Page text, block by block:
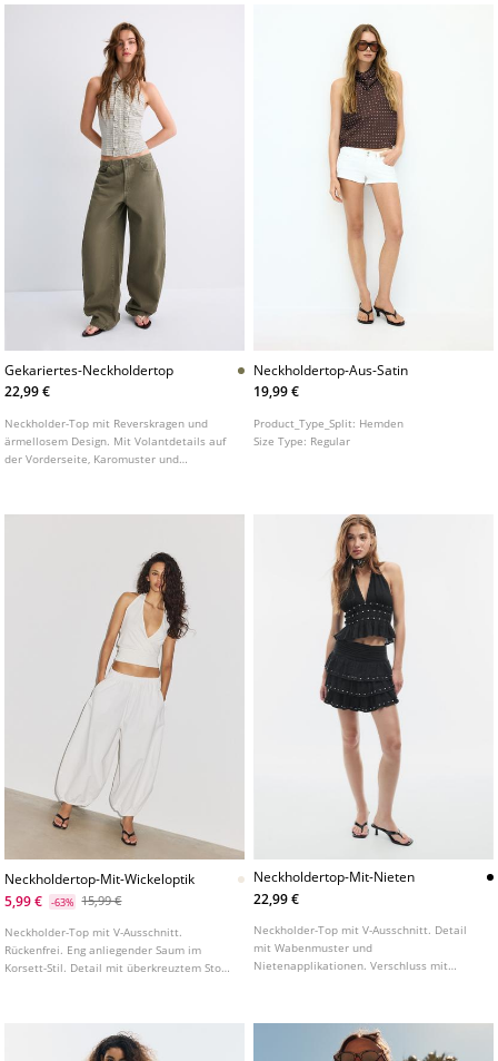
Gekariertes-Neckholdertop
22,99 €
Neckholder-Top mit Reverskragen und
ärmellosem Design. Mit Volantdetails auf
der Vorderseite, Karomuster und
Neckholdertop-Aus-Satin
19,99 €
Product_Type_Split: Hemden
Size Type: Regular
Neckholdertop-Mit-Wickeloptik
5,99 €
-63% 15,99 €
Neckholder-Top mit V-Ausschnitt.
Rückenfrei. Eng anliegender Saum im
Korsett-Stil. Detail mit überkreuztem Stoff
Neckholdertop-Mit-Nieten
22,99 €
Neckholder-Top mit V-Ausschnitt. Detail
mit Wabenmuster und
Nietenapplikationen. Verschluss mit